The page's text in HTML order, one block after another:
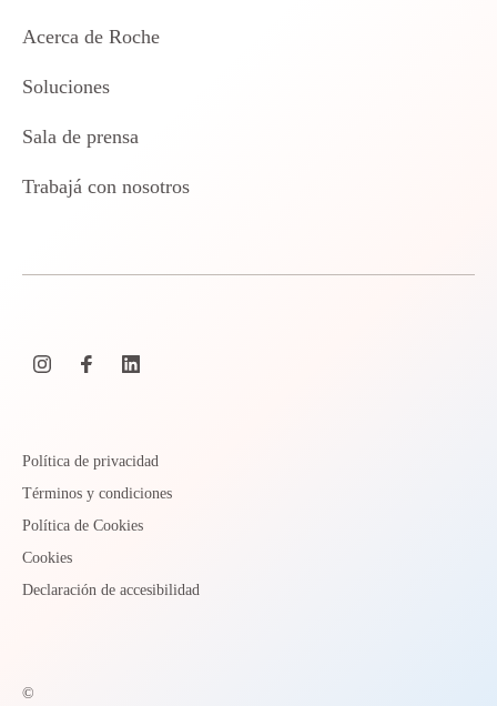
Acerca de Roche
Soluciones
Sala de prensa
Trabajá con nosotros
Política de privacidad
Términos y condiciones
Política de Cookies
Cookies
Declaración de accesibilidad
©